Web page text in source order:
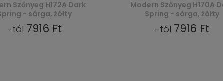
Szőnyeg H172A Dark
- sárga, żółty
-tól 7916 Ft
Modern Szőnyeg H170A
Spring - sárga, żółty
-tól 7916 Ft